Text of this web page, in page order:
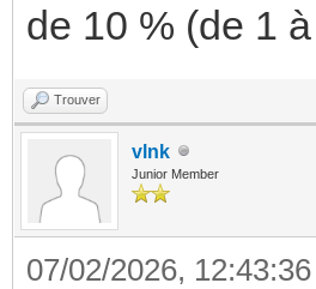
de 10 % (de 1
Trouver
vlnk
Junior Member
07/02/2026, 12:43:36